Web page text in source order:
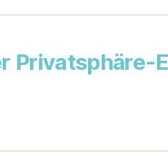
Privatsphäre-